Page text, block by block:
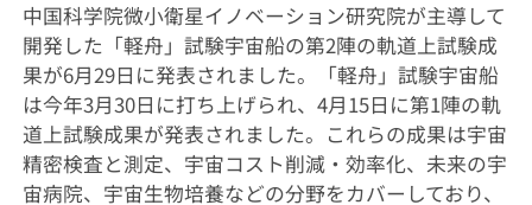
中国科学院微小衛星イノベーション研究院が主導して
開発した「軽舟」試験宇宙船の第2陣の軌道上試験成
果が6月29日に発表されました。「軽舟」試験宇宙船
は今年3月30日に打ち上げられ、4月15日に第1陣の軌
道上試験成果が発表されました。これらの成果は宇宙
精密検査と測定、宇宙コスト削減・効率化、未来の宇
宙病院、宇宙生物培養などの分野をカバーしており、